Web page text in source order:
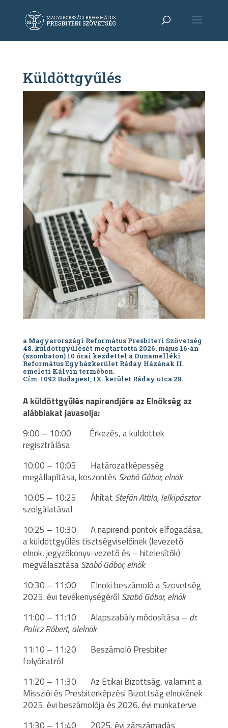
Küldöttgyűlés
a Magyarországi Református Presbiteri Szövetség
48. küldöttgyűlését megtartotta 2026. május 16-án
(szombaton) 10 órai kezdettel a Dunamelléki
Református Egyházkerület Ráday Házának II.
emeleti Kálvin termében.
Cím: 1092 Budapest, IX. kerület Ráday utca 28.
A küldöttgyűlés napirendjére az Elnökség az
alábbiakat javasolja:
9:00 – 10:00 Érkezés, a küldöttek
regisztrálása
10:00 – 10:05 Határozatképesség
megállapítása, köszöntés Szabó Gábor, elnök
10:05 – 10:25 Áhítat Stefán Attila, lelkipásztor
szolgálatával
10:25 – 10:30 A napirendi pontok elfogadása,
a küldöttgyűlés tisztségviselőinek (levezető
elnök, jegyzőkönyv-vezető és – hitelesítők)
megválasztásaSzabó Gábor, elnök
10:30 – 11:00 Elnöki beszámoló a Szövetség
2025. évi tevékenységéről Szabó Gábor, elnök
11:00 – 11:10 Alapszabály módosítása – dr.
Palicz Róbert, alelnök
11:10 – 11:20 Beszámoló Presbiter
folyóiratról
11:20 – 11:30 Az Etikai Bizottság, valamint a
Missziói és Presbiterképzési Bizottság elnökének
2025. évi beszámolója és 2026. évi munkaterve